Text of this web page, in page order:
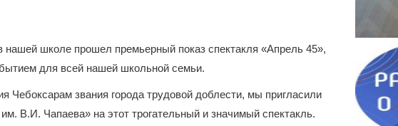
школе прошел премьерный показ спектакля «Апрель 45»,
для всей нашей школьной семьи.
Чебоксарам звания города трудовой доблести, мы пригласили
В.И. Чапаева» на этот трогательный и значимый спектакль.